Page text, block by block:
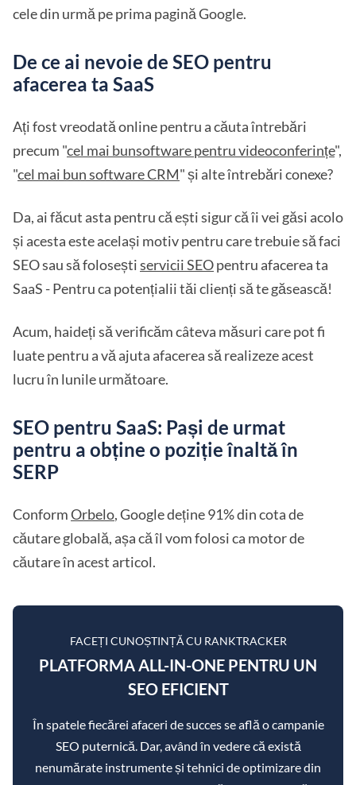
cele din urmă pe prima pagină Google.
De ce ai nevoie de SEO pentru
afacerea ta SaaS
Ați fost vreodată online pentru a căuta întrebări
precum "cel mai bunsoftware pentru videoconferințe",
"cel mai bun software CRM" și alte întrebări conexe?
Da, ai făcut asta pentru că ești sigur că îi vei găsi acolo
și acesta este același motiv pentru care trebuie să faci
SEO sau să foloseștiservicii SEOpentru afacerea ta
SaaS - Pentru ca potențialii tăi clienți să te găsească!
Acum, haideți să verificăm câteva măsuri care pot fi
luate pentru a vă ajuta afacerea să realizeze acest
lucru în lunile următoare.
SEO pentru SaaS: Pași de urmat
pentru a obține o poziție înaltă în
SERP
ConformOrbelo, Google deține 91% din cota de
căutare globală, așa că îl vom folosi ca motor de
căutare în acest articol.
FACEȚI CUNOȘTINȚĂ CU RANKTRACKER
PLATFORMA ALL-IN-ONE PENTRU UN
SEO EFICIENT
În spatele fiecărei afaceri de succes se află o campanie
SEO puternică. Dar, având în vedere că există
nenumărate instrumente și tehnici de optimizare din